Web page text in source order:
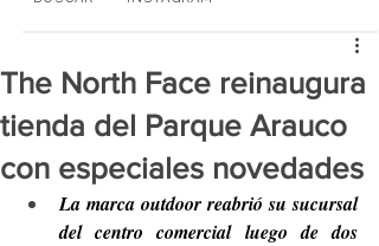
The North Face reinaugura
tienda del Parque Arauco
con especiales novedades
La marca outdoor reabrió su sucursal
del centro comercial luego de dos